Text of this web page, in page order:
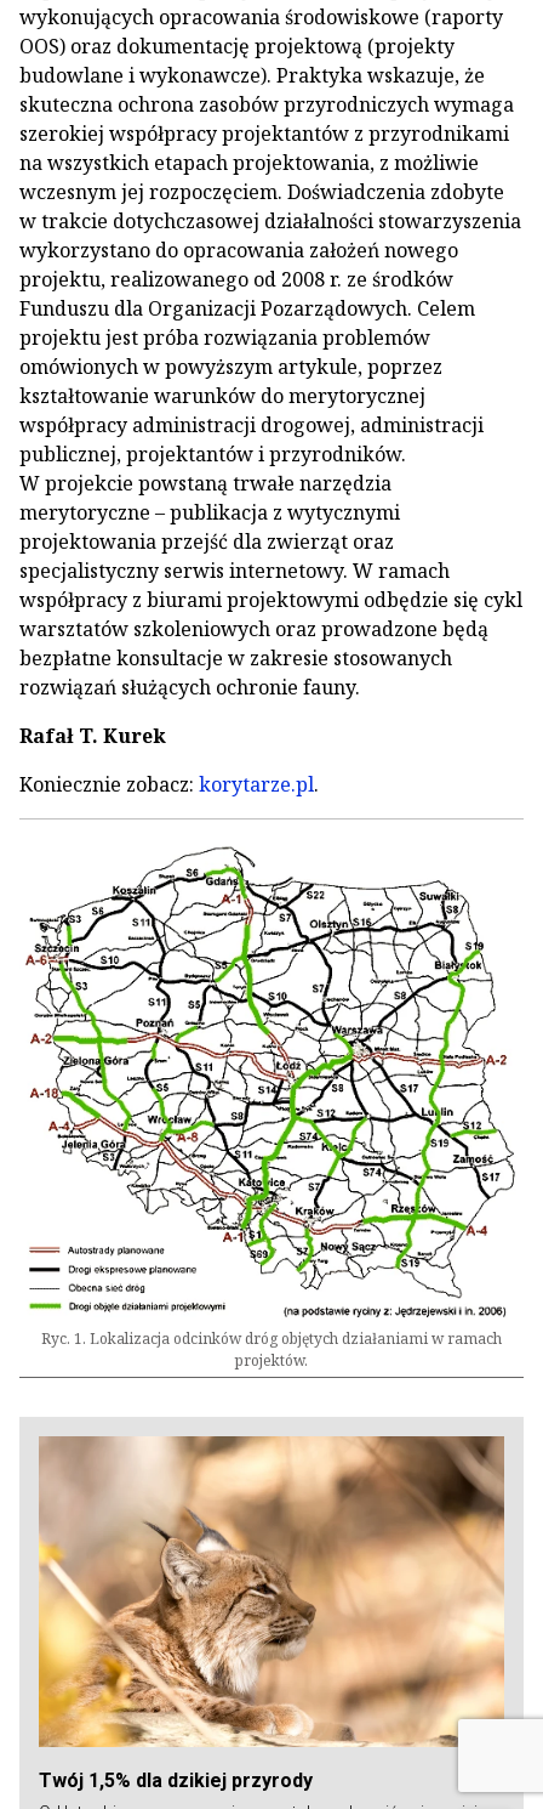
wykonujących opracowania środowiskowe (raporty
OOS) oraz dokumentację projektową (projekty
budowlane i wykonawcze). Praktyka wskazuje, że
skuteczna ochrona zasobów przyrodniczych wymaga
szerokiej współpracy projektantów z przyrodnikami
na wszystkich etapach projektowania, z możliwie
wczesnym jej rozpoczęciem. Doświadczenia zdobyte
w trakcie dotychczasowej działalności stowarzyszenia
wykorzystano do opracowania założeń nowego
projektu, realizowanego od 2008 r. ze środków
Funduszu dla Organizacji Pozarządowych. Celem
projektu jest próba rozwiązania problemów
omówionych w powyższym artykule, poprzez
kształtowanie warunków do merytorycznej
współpracy administracji drogowej, administracji
publicznej, projektantów i przyrodników.
W projekcie powstaną trwałe narzędzia
merytoryczne – publikacja z wytycznymi
projektowania przejść dla zwierząt oraz
specjalistyczny serwis internetowy. W ramach
współpracy z biurami projektowymi odbędzie się cykl
warsztatów szkoleniowych oraz prowadzone będą
bezpłatne konsultacje w zakresie stosowanych
rozwiązań służących ochronie fauny.
Rafał T. Kurek
Koniecznie zobacz: korytarze.pl.
Ryc. 1. Lokalizacja odcinków dróg objętych działaniami w ramach
projektów.
Twój 1,5% dla dzikiej przyrody